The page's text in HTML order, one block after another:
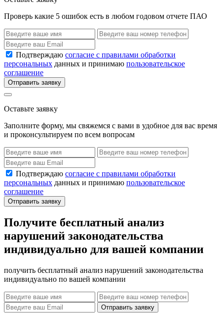
Проверь какие 5 ошибок есть в любом годовом отчете ПАО
Подтверждаю согласие с правилами обработки
персональных данных и принимаю пользовательское
соглашение
Отправить заявку
Оставьте заявку
Заполните форму, мы свяжемся с вами в удобное для вас время
и проконсультируем по всем вопросам
Подтверждаю согласие с правилами обработки
персональных данных и принимаю пользовательское
соглашение
Отправить заявку
Получите бесплатный анализ
нарушений законодательства
индивидуально для вашей компании
получить бесплатный анализ нарушений законодательства
индивидуально по вашей компании
Отправить заявку